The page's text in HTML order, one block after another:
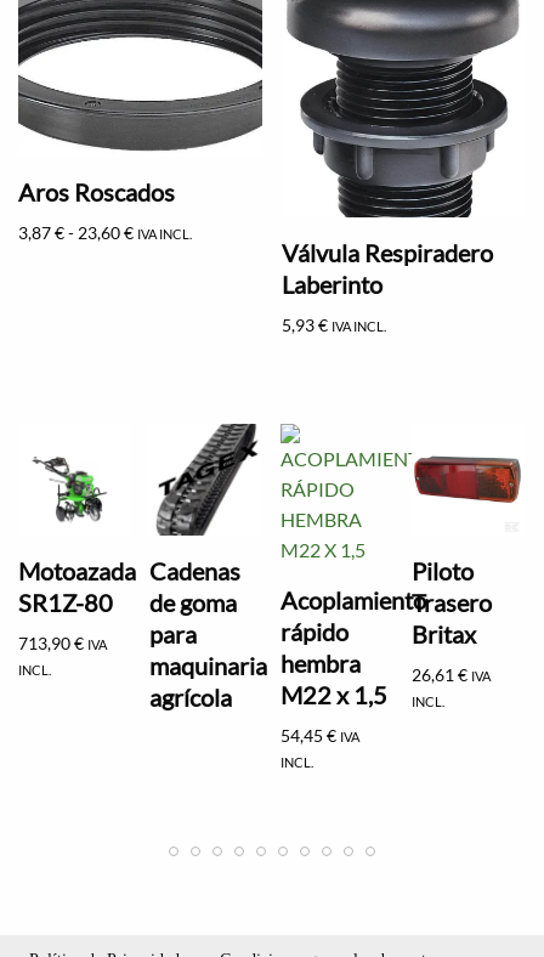
Aros Roscados
3,87€- 23,60€ IVA INCL.
Válvula Respiradero
Laberinto
5,93€ IVA INCL.
Motoazada
SR1Z-80
713,90€ IVA
INCL.
Cadenas
de goma
para
maquinaria
agrícola
Acoplamiento
rápido
hembra
M22 x 1,5
54,45€ IVA
INCL.
Piloto
Trasero
Britax
26,61€ IVA
INCL.